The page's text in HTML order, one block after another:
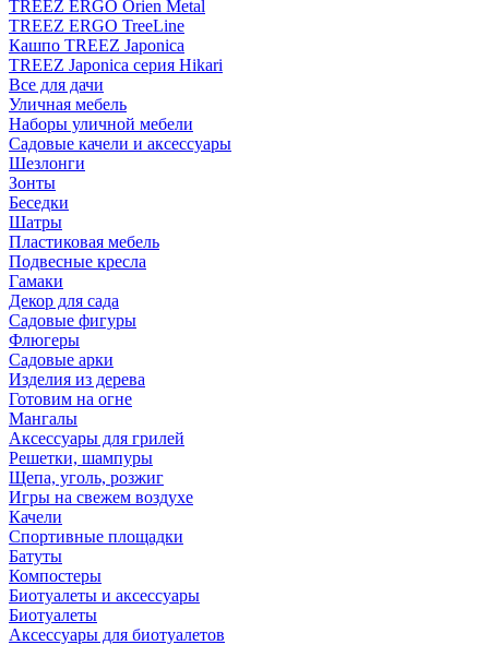
TREEZ ERGO Orien Metal
TREEZ ERGO TreeLine
Кашпо TREEZ Japonica
TREEZ Japonica серия Hikari
Все для дачи
Уличная мебель
Наборы уличной мебели
Садовые качели и аксессуары
Шезлонги
Зонты
Беседки
Шатры
Пластиковая мебель
Подвесные кресла
Гамаки
Декор для сада
Садовые фигуры
Флюгеры
Садовые арки
Изделия из дерева
Готовим на огне
Мангалы
Аксессуары для грилей
Решетки, шампуры
Щепа, уголь, розжиг
Игры на свежем воздухе
Качели
Спортивные площадки
Батуты
Компостеры
Биотуалеты и аксессуары
Биотуалеты
Аксессуары для биотуалетов